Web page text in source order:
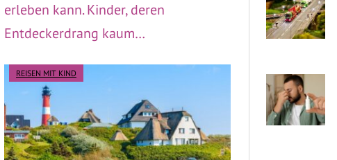
erleben kann. Kinder, deren
Entdeckerdrang kaum…
REISEN MIT KIND